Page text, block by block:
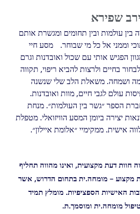
שפירא
בין עולמות ובין תחומים ומגשרת אותם
וממני אל כל מי שבוחר. מסע חיי
הפגיש אותי עם שכול ואובדנות וגרם
בחיים ולרצות להביא ריפוי, תקווה
ושמחה. משאלת הלב שלי שנשנה
עולם לגבי חיים, מוות ואובדנות.
הספר ״גשר בין העולמות״. מנחת
יצירה ביומן המסע הוויזואלי. מטפלת
אישית. ממקימיי ״אלומת איילון״.
חוות דעת מקצועית, ואינו מהווה תחליף
מקצוע – מומחה.ית בתחום הדרוש, אשר
האישיות הספציפיות. מומלץ תמיד
מומחה.ית ומוסמך.ת.